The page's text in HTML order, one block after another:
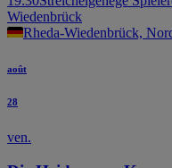
Wiedenbrück
Rheda-Wiedenbrück,
août
28
ven.